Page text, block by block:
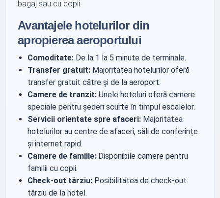
bagaj sau cu copii.
Avantajele hotelurilor din
apropierea aeroportului
Comoditate: De la 1 la 5 minute de terminale.
Transfer gratuit: Majoritatea hotelurilor oferă
transfer gratuit către și de la aeroport.
Camere de tranzit: Unele hoteluri oferă camere
speciale pentru șederi scurte în timpul escalelor.
Servicii orientate spre afaceri: Majoritatea
hotelurilor au centre de afaceri, săli de conferințe
și internet rapid.
Camere de familie: Disponibile camere pentru
familii cu copii.
Check-out târziu: Posibilitatea de check-out
târziu de la hotel.